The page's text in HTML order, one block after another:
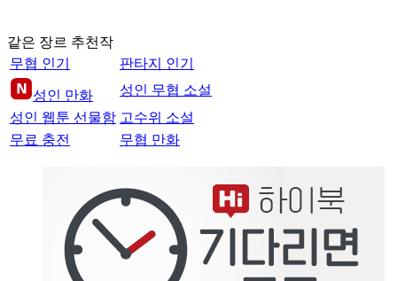
같은 장르 추천작
무협 인기
판타지 인기
성인 만화
성인 무협 소설
성인 웹툰 선물함 고수위 소설
무료 충전
무협 만화